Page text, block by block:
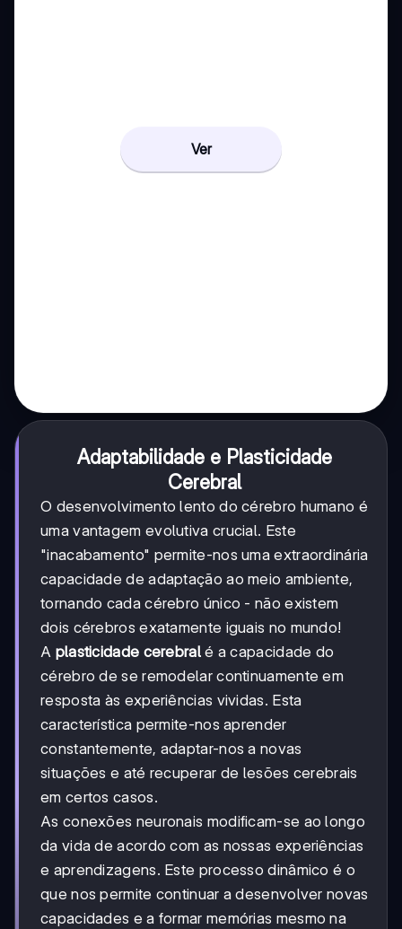
Ver
Adaptabilidade e Plasticidade
Cerebral
O desenvolvimento lento do cérebro humano é
uma vantagem evolutiva crucial. Este
"inacabamento" permite-nos uma extraordinária
capacidade de adaptação ao meio ambiente,
tornando cada cérebro único - não existem
dois cérebros exatamente iguais no mundo!
A plasticidade cerebralé a capacidade do
cérebro de se remodelar continuamente em
resposta às experiências vividas. Esta
característica permite-nos aprender
constantemente, adaptar-nos a novas
situações e até recuperar de lesões cerebrais
em certos casos.
As conexões neuronais modificam-se ao longo
da vida de acordo com as nossas experiências
e aprendizagens. Este processo dinâmico é o
que nos permite continuar a desenvolver novas
capacidades e a formar memórias mesmo na